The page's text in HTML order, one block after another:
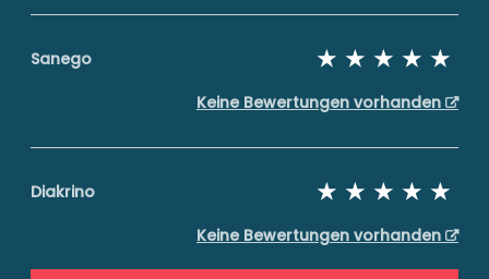
Sanego
Keine Bewertungen vorhanden
Diakrino
Keine Bewertungen vorhanden